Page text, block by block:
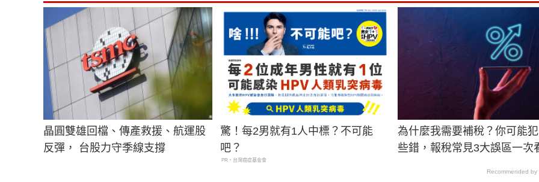
晶圓雙雄回檔、傳產救援、航運股
反彈， 台股力守季線支撐
驚！每2男就有1人中標？不可能
吧？
PR・台灣癌症基金會
為什麼我需要補稅？你可能
些錯，報稅常見3大誤區一次
Recommended by